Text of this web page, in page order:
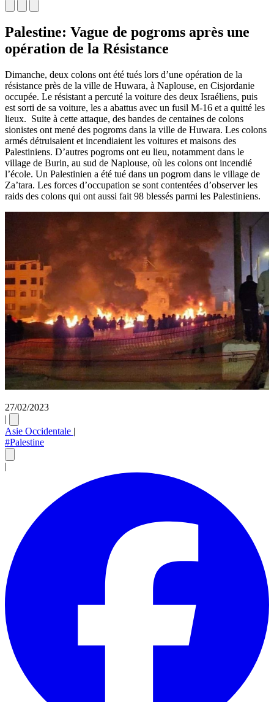
Palestine: Vague de pogroms après une
opération de la Résistance
Dimanche, deux colons ont été tués lors d’une opération de la
résistance près de la ville de Huwara, à Naplouse, en Cisjordanie
occupée. Le résistant a percuté la voiture des deux Israéliens, puis
est sorti de sa voiture, les a abattus avec un fusil M-16 et a quitté les
lieux. Suite à cette attaque, des bandes de centaines de colons
sionistes ont mené des pogroms dans la ville de Huwara. Les colons
armés détruisaient et incendiaient les voitures et maisons des
Palestiniens. D’autres pogroms ont eu lieu, notamment dans le
village de Burin, au sud de Naplouse, où les colons ont incendié
l’école. Un Palestinien a été tué dans un pogrom dans le village de
Za’tara. Les forces d’occupation se sont contentées d’observer les
raids des colons qui ont aussi fait 98 blessés parmi les Palestiniens.
27/02/2023
|
Asie Occidentale |
#Palestine
|